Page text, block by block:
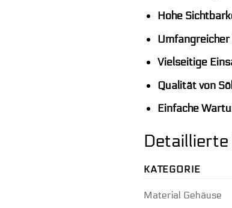
Hohe
Umfangreicher
Vielseitige
Qualität von
Einfache
KATEGORIE
Material Gehäuse